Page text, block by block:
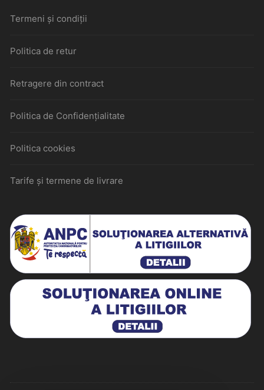
Termeni și condiții
Politica de retur
Retragere din contract
Politica de Confidențialitate
Politica cookies
Tarife și termene de livrare